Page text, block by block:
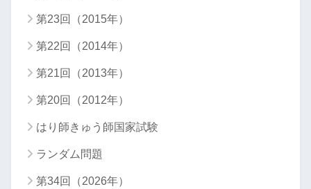
第23回（2015年）
第22回（2014年）
第21回（2013年）
第20回（2012年）
はり師きゅう師国家試験
ランダム問題
第34回（2026年）